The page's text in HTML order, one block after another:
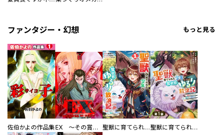
ファンタジー・幻想 もっと見る
佐伯かよの作品集 EX ～その賞金稼ぎは、世界の出口を探す～【単行本版】 聖獣に育てられた少年の異世界ゆるり放浪記～神様からもらったチート魔法で、仲間たちとスローライフを満喫中～ 聖獣に育てられた少年の異世界ゆるり放浪記～神様からもらったチート魔法で、仲間たちとスローライフを満喫中～【分冊版】